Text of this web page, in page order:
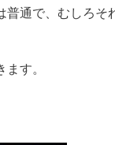
通で、むしろそ
す。